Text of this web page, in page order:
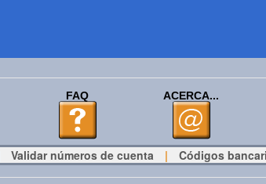
FAQ ACERCA...
Validar números de cuenta | Códigos